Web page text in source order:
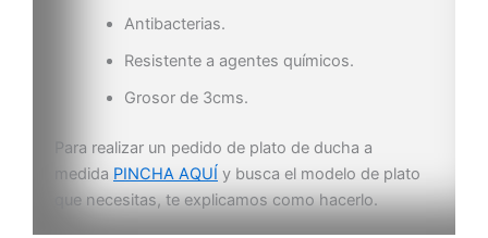
Antibacterias.
Resistente a agentes químicos.
Grosor de 3cms.
Para realizar un pedido de plato de ducha a
medida PINCHA AQUÍ y busca el modelo de plato
que necesitas, te explicamos como hacerlo.